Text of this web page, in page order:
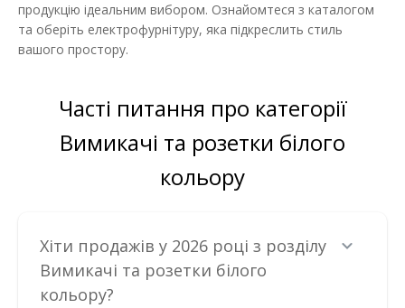
Вимикач EL-BI ZENA білий 1кл без рамки
Наявність: В наявності
продукцію ідеальним вибором. Ознайомтеся з каталогом
та оберіть електрофурнітуру, яка підкреслить стиль
вашого простору.
Часті питання про категорії
Вимикачі та розетки білого
кольору
Хіти продажів у 2026 році з розділу
Вимикачі та розетки білого
кольору?